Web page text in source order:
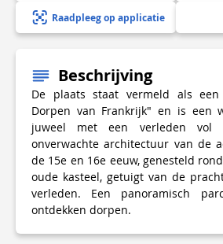
Raadpleeg op applicatie
Beschrijving
De plaats staat vermeld als
Dorpen van Frankrijk" en is een
juweel met een verleden vol
onverwachte architectuur van de
de 15e en 16e eeuw, genesteld
oude kasteel, getuigt van de
verleden. Een panoramisch
ontdekken dorpen.